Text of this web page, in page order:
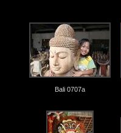
Bali 0707a